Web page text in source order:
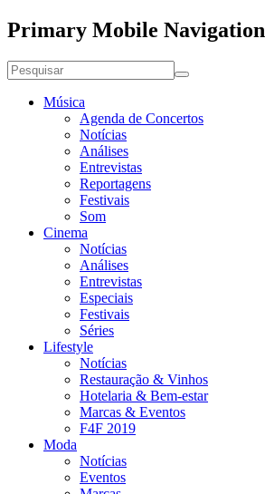
Primary Mobile Navigation
Música
Agenda de Concertos
Notícias
Análises
Entrevistas
Reportagens
Festivais
Som
Cinema
Notícias
Análises
Entrevistas
Especiais
Festivais
Séries
Lifestyle
Notícias
Restauração & Vinhos
Hotelaria & Bem-estar
Marcas & Eventos
F4F 2019
Moda
Notícias
Eventos